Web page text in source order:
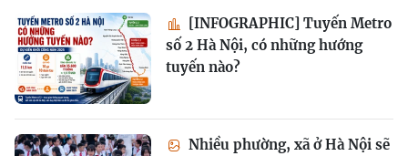
[INFOGRAPHIC] Tuyến Metro
số 2 Hà Nội, có những hướng
tuyến nào?
Nhiều phường, xã ở Hà Nội sẽ